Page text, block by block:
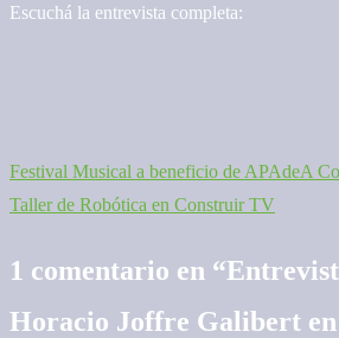
Escuchá la entrevista completa:
Navegación
entradas
Festival Musical a beneficio de APAdeA
Taller de Robótica en Construir TV
1 comentario en “
Horacio Joffre Galibert